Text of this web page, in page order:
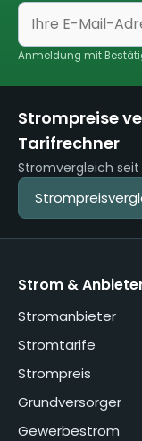
Anmeldung mit
Strompreise
Tarifrechner
Stromvergleich seit
Strom &
Stromanbieter
Stromtarife
Strompreis
Grundversorger
Gewerbestrom